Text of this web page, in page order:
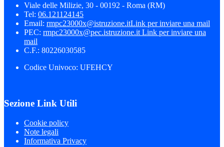
Viale delle Milizie, 30 - 00192 - Roma (RM)
Tel: 06.121124145
Email: rmpc23000x@istruzione.itLink per inviare una mail
PEC: rmpc23000x@pec.istruzione.it Link per inviare una
mail
C.F.: 80226030585
Codice Univoco: UFEHCY
Sezione Link Utili
Cookie policy
Note legali
Informativa Privacy